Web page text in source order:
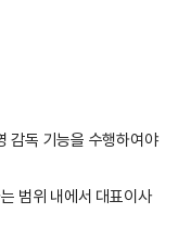
감독 기능을 수행하여야
범위 내에서 대표이사